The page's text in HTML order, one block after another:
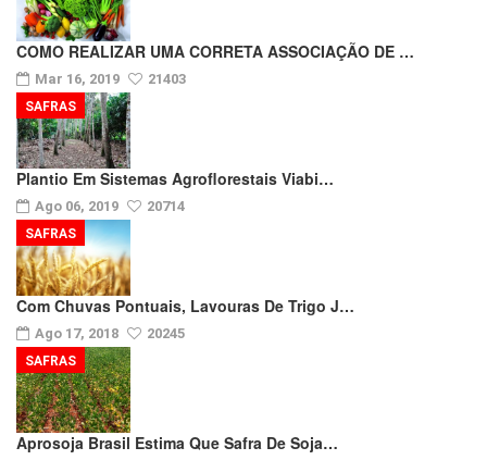
COMO REALIZAR UMA CORRETA ASSOCIAÇÃO DE …
Mar 16, 2019 21403
Plantio Em Sistemas Agroflorestais Viabi…
Ago 06, 2019 20714
SAFRAS
Com Chuvas Pontuais, Lavouras De Trigo J…
Ago 17, 2018 20245
SAFRAS
Aprosoja Brasil Estima Que Safra De Soja…
SAFRAS